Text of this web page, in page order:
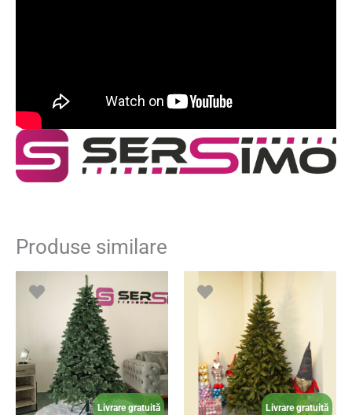
Produse similare
Livrare gratuită Livrare gratuită